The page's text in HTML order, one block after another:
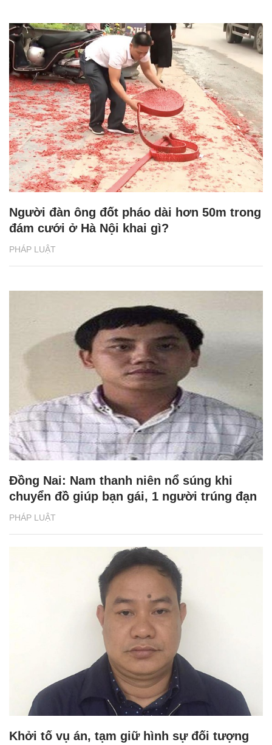
PHÁP LUẬT
Người đàn ông đốt pháo dài hơn 50m trong
đám cưới ở Hà Nội khai gì?
PHÁP LUẬT
Đồng Nai: Nam thanh niên nổ súng khi
chuyển đồ giúp bạn gái, 1 người trúng đạn
Khởi tố vụ án, tạm giữ hình sự đối tượng